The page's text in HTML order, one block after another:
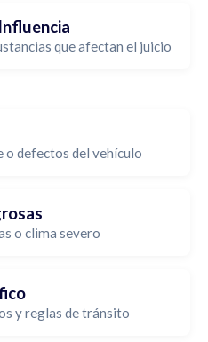
que afectan el juicio
defectos del vehículo
o clima severo
y reglas de tránsito